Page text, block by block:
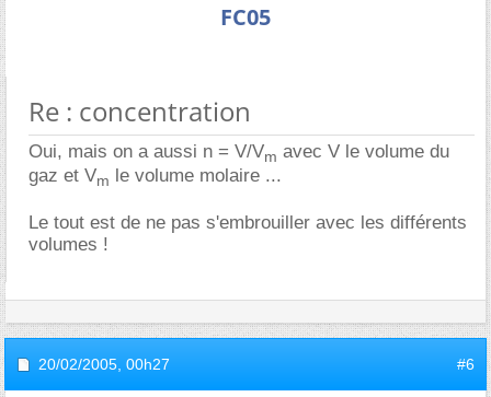
FC05
Re : concentration
Oui, mais on a aussi n = V/Vm avec V le volume du
gaz et Vm le volume molaire ...
Le tout est de ne pas s'embrouiller avec les différents
volumes !
20/02/2005, 00h27 #6